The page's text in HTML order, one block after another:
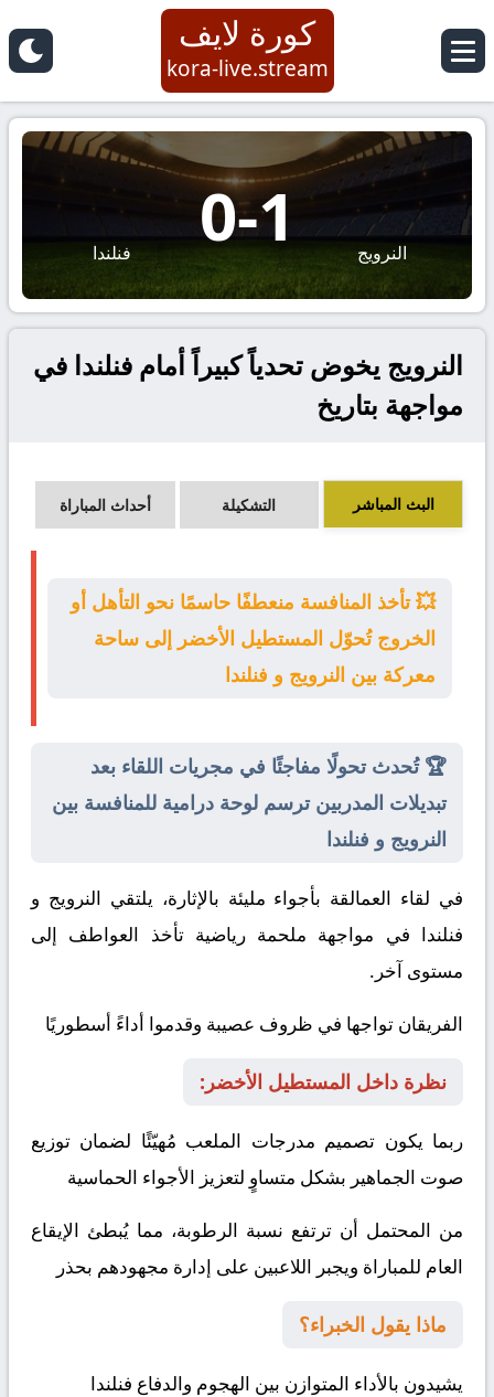
كورة لايف
kora-live.stream
النرويج 1
-
0 فنلندا
النرويج يخوض تحدياً كبيراً أمام فنلندا في
مواجهة بتاريخ
البث المباشر التشكيلة أحداث المباراة
💥 تأخذ المنافسة منعطفًا حاسمًا نحو التأهل أو
الخروج تُحوّل المستطيل الأخضر إلى ساحة
معركة بين النرويج و فنلندا
🏆 تُحدث تحولًا مفاجئًا في مجريات اللقاء بعد
تبديلات المدربين ترسم لوحة درامية للمنافسة بين
النرويج و فنلندا
في لقاء العمالقة بأجواء مليئة بالإثارة، يلتقي النرويج و
فنلندا في مواجهة ملحمة رياضية تأخذ العواطف إلى
مستوى آخر.
الفريقان تواجها في ظروف عصيبة وقدموا أداءً أسطوريًا
نظرة داخل المستطيل الأخضر:
ربما يكون تصميم مدرجات الملعب مُهيّئًا لضمان توزيع
صوت الجماهير بشكل متساوٍ لتعزيز الأجواء الحماسية
من المحتمل أن ترتفع نسبة الرطوبة، مما يُبطئ الإيقاع
العام للمباراة ويجبر اللاعبين على إدارة مجهودهم بحذر
ماذا يقول الخبراء؟
يشيدون بالأداء المتوازن بين الهجوم والدفاع فنلندا